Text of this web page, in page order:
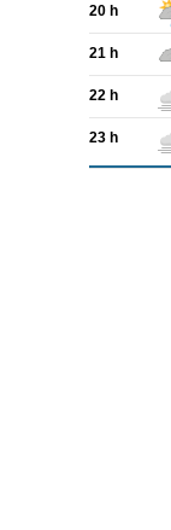
20 h
21 h
22 h
23 h